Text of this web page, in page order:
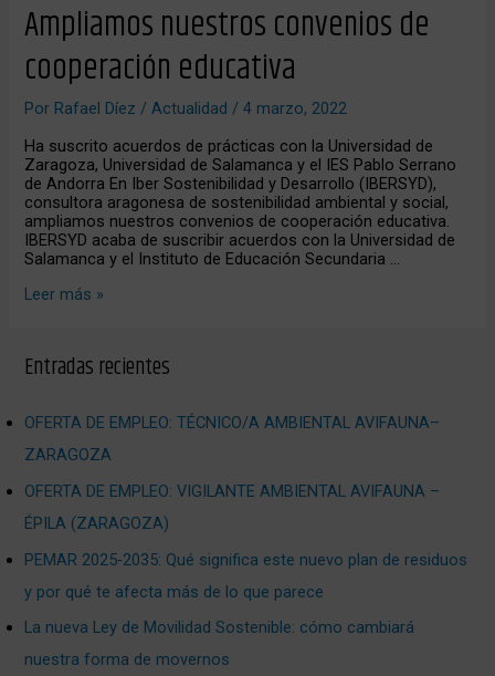
Ampliamos nuestros convenios de
cooperación educativa
Por Rafael Díez/Actualidad /4 marzo, 2022
Ha suscrito acuerdos de prácticas con la Universidad de
Zaragoza, Universidad de Salamanca y el IES Pablo Serrano
de Andorra En Iber Sostenibilidad y Desarrollo (IBERSYD),
consultora aragonesa de sostenibilidad ambiental y social,
ampliamos nuestros convenios de cooperación educativa.
IBERSYD acaba de suscribir acuerdos con la Universidad de
Salamanca y el Instituto de Educación Secundaria …
Leer más »
Entradas recientes
OFERTA DE EMPLEO: TÉCNICO/A AMBIENTAL AVIFAUNA–
ZARAGOZA
OFERTA DE EMPLEO: VIGILANTE AMBIENTAL AVIFAUNA –
ÉPILA (ZARAGOZA)
PEMAR 2025‑2035: Qué significa este nuevo plan de residuos
y por qué te afecta más de lo que parece
La nueva Ley de Movilidad Sostenible: cómo cambiará
nuestra forma de movernos